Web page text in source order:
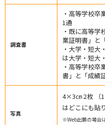
調査書
・高等学校卒
1通
・既に高等学
業証明書」と
・大学・短大
は大学・短大
・高等学校卒
書」と「成績
写真
4×3㎝ 2枚 （
はどこにも貼
※Web出願の場合